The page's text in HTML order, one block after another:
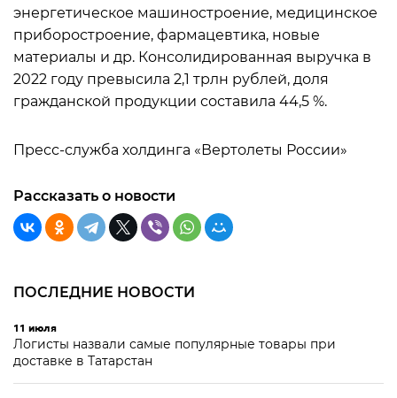
энергетическое машиностроение, медицинское
приборостроение, фармацевтика, новые
материалы и др. Консолидированная выручка в
2022 году превысила 2,1 трлн рублей, доля
гражданской продукции составила 44,5 %.
Пресс-служба холдинга «Вертолеты России»
Рассказать о новости
ПОСЛЕДНИЕ НОВОСТИ
11 июля
Логисты назвали самые популярные товары при
доставке в Татарстан